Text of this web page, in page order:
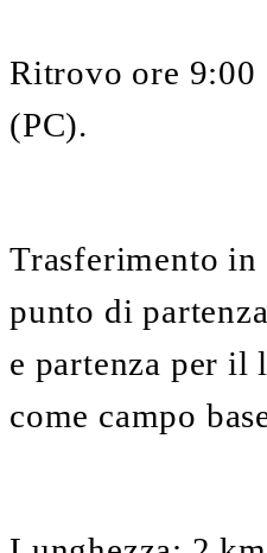
Ritrovo ore 9:00
(PC).
Trasferimento
punto di
e partenza per il
come campo